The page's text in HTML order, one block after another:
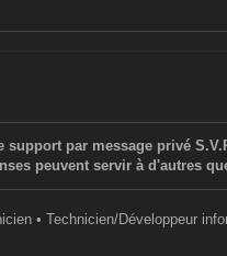
support par message privé
peuvent servir à d'autres
• Technicien/Développeur